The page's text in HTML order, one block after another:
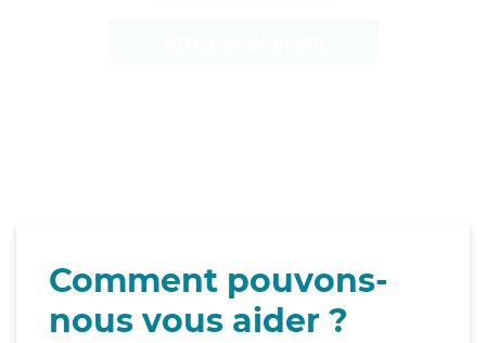
Comment pouvons-
nous vous aider ?